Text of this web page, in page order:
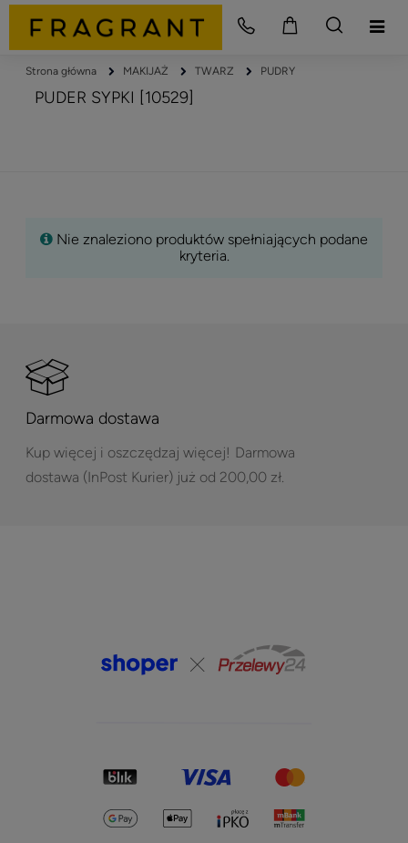
Strona główna MAKIJAŻ TWARZ PUDRY
PUDER SYPKI [10529]
Nie znaleziono produktów spełniających podane
kryteria.
Darmowa dostawa
Kup więcej i oszczędzaj więcej! Darmowa
dostawa (InPost Kurier) już od 200,00 zł.